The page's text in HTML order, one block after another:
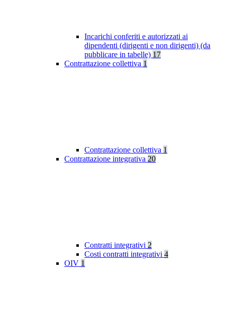
Incarichi conferiti e autorizzati ai
dipendenti (dirigenti e non dirigenti) (da
pubblicare in tabelle) 17
Contrattazione collettiva 1
Contrattazione collettiva 1
Contrattazione integrativa 20
Contratti integrativi 2
Costi contratti integrativi 4
OIV 1